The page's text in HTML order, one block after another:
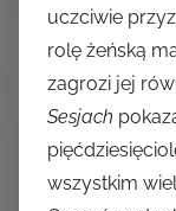
uczciwie
rolę żeńską
zagrozi jej
Sesjach
wszystkim